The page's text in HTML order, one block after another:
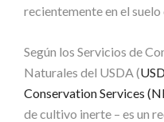
recientemente en el
Según los Servicios de
Naturales del USDA (
Conservation Services
de cultivo inerte – es un